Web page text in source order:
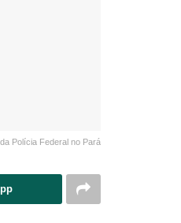
Polícia Federal no Pará